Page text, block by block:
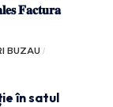
𝐅𝐚𝐜𝐭𝐮𝐫𝐚
BUZAU
în satul